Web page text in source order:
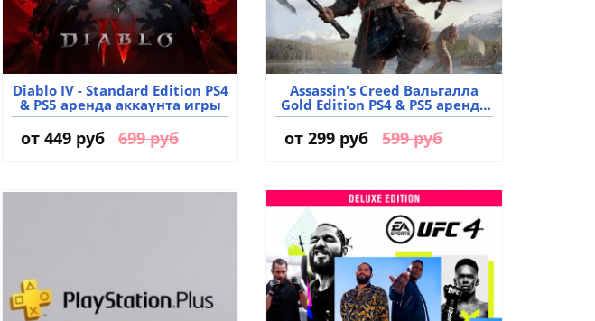
Diablo IV - Standard Edition PS4
& PS5 аренда аккаунта игры
от 449 руб 699 руб
Assassin's Creed Вальгалла
Gold Edition PS4 & PS5 аренда
аккаунта игры
от299 руб 599 руб